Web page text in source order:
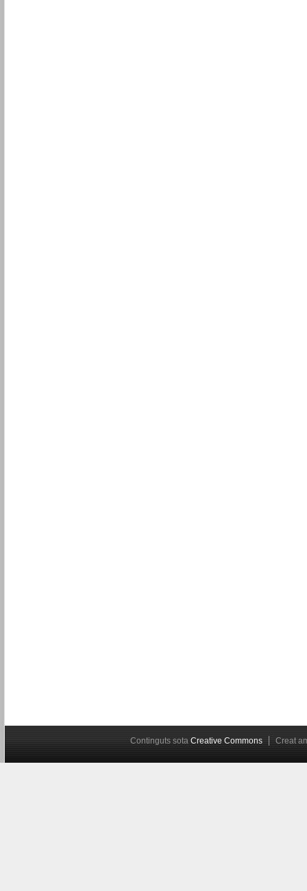
Continguts sota Creative Commons Creat